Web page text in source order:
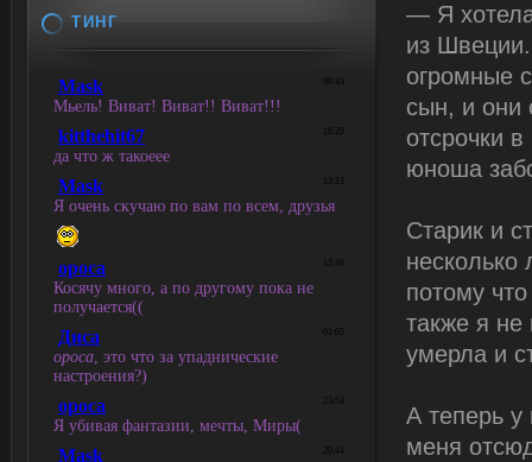
— Я хотела
из
огромные
сын, и они
отсрочки
юноша
Старик и
несколько
потому
также я не
умерла и
А теперь у
меня
ТИНГ